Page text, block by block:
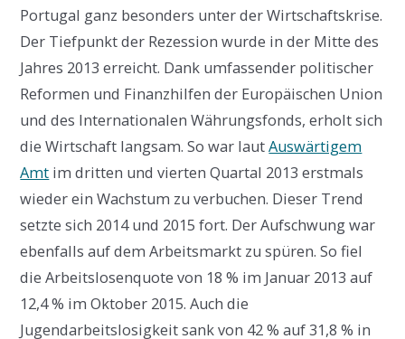
Portugal ganz besonders unter der Wirtschaftskrise.
Der Tiefpunkt der Rezession wurde in der Mitte des
Jahres 2013 erreicht. Dank umfassender politischer
Reformen und Finanzhilfen der Europäischen Union
und des Internationalen Währungsfonds, erholt sich
die Wirtschaft langsam. So war lautAuswärtigem
Amt im dritten und vierten Quartal 2013 erstmals
wieder ein Wachstum zu verbuchen. Dieser Trend
setzte sich 2014 und 2015 fort. Der Aufschwung war
ebenfalls auf dem Arbeitsmarkt zu spüren. So fiel
die Arbeitslosenquote von 18 % im Januar 2013 auf
12,4 % im Oktober 2015. Auch die
Jugendarbeitslosigkeit sank von 42 % auf 31,8 % in